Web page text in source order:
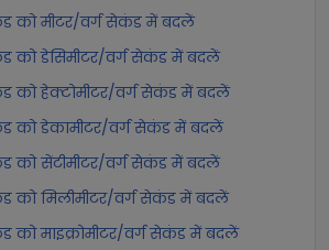
को मीटर/वर्ग सेकंड में बदलें
को डेसिमीटर/वर्ग सेकंड में बदलें
को हेक्टोमीटर/वर्ग सेकंड में बदलें
को डेकामीटर/वर्ग सेकंड में बदलें
को सेंटीमीटर/वर्ग सेकंड में बदलें
को मिलीमीटर/वर्ग सेकंड में बदलें
को माइक्रोमीटर/वर्ग सेकंड में बदलें